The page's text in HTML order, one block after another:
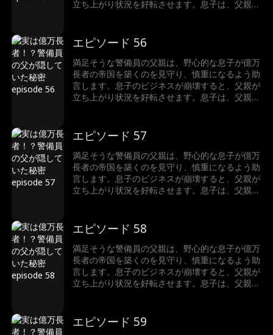
立ち上がり状況を好転させます。息子は、父親が
エピソード 56
満足そうな警備員の父親は、野心的な息子が億万
長者の帝国を築くのを見守り、慎重になるよう助
言します。息子のビジネスが崩壊すると、父親が
立ち上がり状況を好転させます。息子は、父親が
エピソード 57
満足そうな警備員の父親は、野心的な息子が億万
長者の帝国を築くのを見守り、慎重になるよう助
言します。息子のビジネスが崩壊すると、父親が
立ち上がり状況を好転させます。息子は、父親が
エピソード 58
満足そうな警備員の父親は、野心的な息子が億万
長者の帝国を築くのを見守り、慎重になるよう助
言します。息子のビジネスが崩壊すると、父親が
立ち上がり状況を好転させます。息子は、父親が
エピソード 59